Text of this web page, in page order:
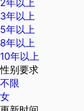
3年以上
5年以上
8年以上
10年以上
性别要求
不限
女